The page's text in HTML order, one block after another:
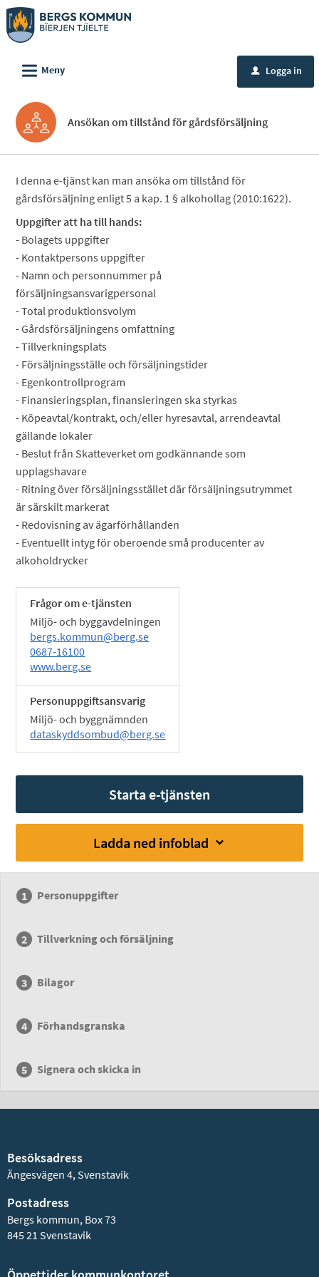
Välkommen
till
tjänster
Bergs
kommun
L Meny u Logga in
Ansökan om tillstånd för gårdsförsäljning
I denna e-tjänst kan man ansöka om tillstånd för
gårdsförsäljning enligt 5 a kap. 1 § alkohollag (2010:1622).
Uppgifter att ha till hands:
- Bolagets uppgifter
- Kontaktpersons uppgifter
- Namn och personnummer på
försäljningsansvarigpersonal
- Total produktionsvolym
- Gårdsförsäljningens omfattning
- Tillverkningsplats
- Försäljningsställe och försäljningstider
- Egenkontrollprogram
- Finansieringsplan, finansieringen ska styrkas
- Köpeavtal/kontrakt, och/eller hyresavtal, arrendeavtal
gällande lokaler
- Beslut från Skatteverket om godkännande som
upplagshavare
- Ritning över försäljningsstället där försäljningsutrymmet
är särskilt markerat
- Redovisning av ägarförhållanden
- Eventuellt intyg för oberoende små producenter av
alkoholdrycker
Frågor om e-tjänsten
Miljö- och byggavdelningen
bergs.kommun@berg.se
0687-16100
www.berg.se
Personuppgiftsansvarig
Miljö- och byggnämnden
dataskyddsombud@berg.se
Starta e-tjänsten
Ladda ned infoblad
Personuppgifter
Tillverkning och försäljning
Bilagor
Förhandsgranska
Signera och skicka in
Besöksadress
Ängesvägen 4, Svenstavik
Postadress
Bergs kommun, Box 73
845 21 Svenstavik